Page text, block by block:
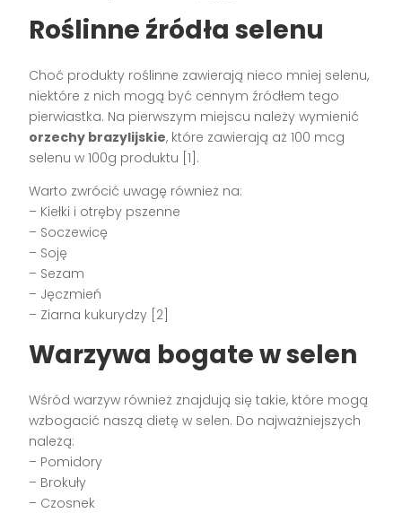
Roślinne źródła selenu
Choć produkty roślinne zawierają nieco mniej selenu,
niektóre z nich mogą być cennym źródłem tego
pierwiastka. Na pierwszym miejscu należy wymienić
orzechy brazylijskie, które zawierają aż 100 mcg
selenu w 100g produktu [1].
Warto zwrócić uwagę również na:
– Kiełki i otręby pszenne
– Soczewicę
– Soję
– Sezam
– Jęczmień
– Ziarna kukurydzy [2]
Warzywa bogate w selen
Wśród warzyw również znajdują się takie, które mogą
wzbogacić naszą dietę w selen. Do najważniejszych
należą:
– Pomidory
– Brokuły
– Czosnek